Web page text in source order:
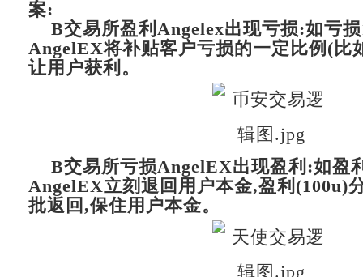
案:
B交易所盈利Angelex出现亏损:如亏
AngelEX将补贴客户亏损的一定比例(比
让用户获利。
B交易所亏损AngelEX出现盈利:如盈
AngelEX立刻退回用户本金,盈利(100u)
批返回,保住用户本金。